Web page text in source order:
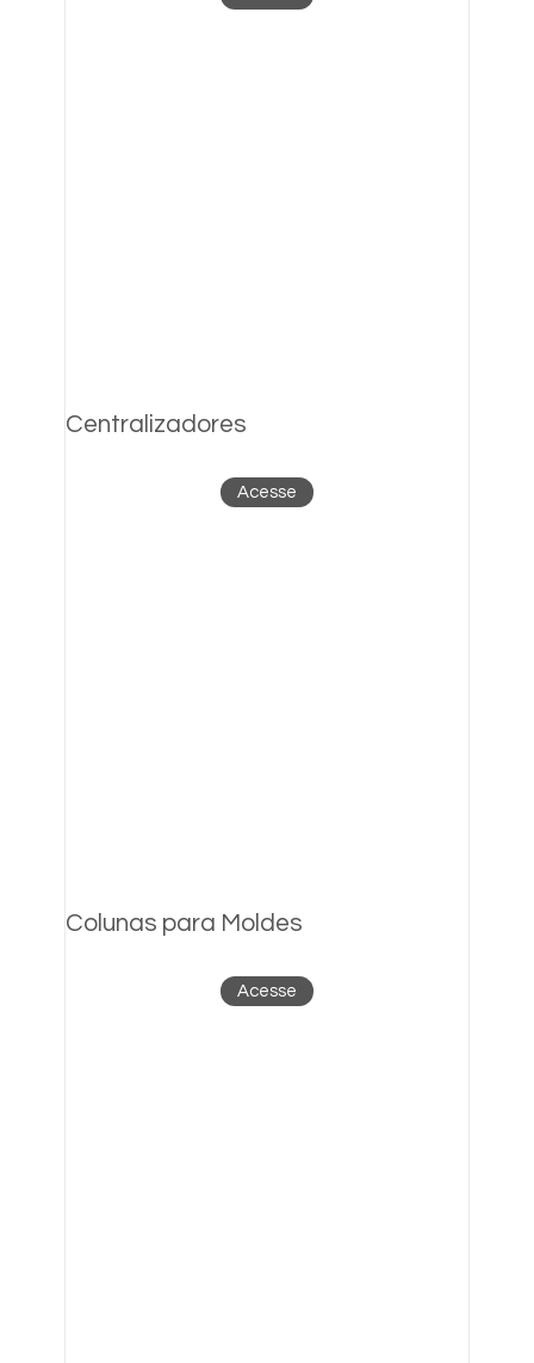
Centralizadores
Acesse
Colunas para Moldes
Acesse